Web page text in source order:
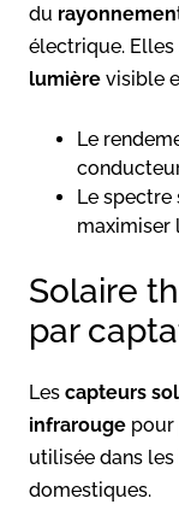
du
électrique.
lumière visible
Le
Le
maximiser
Solaire
par
Les capteurs
infrarouge pour
utilisée dans
domestiques.